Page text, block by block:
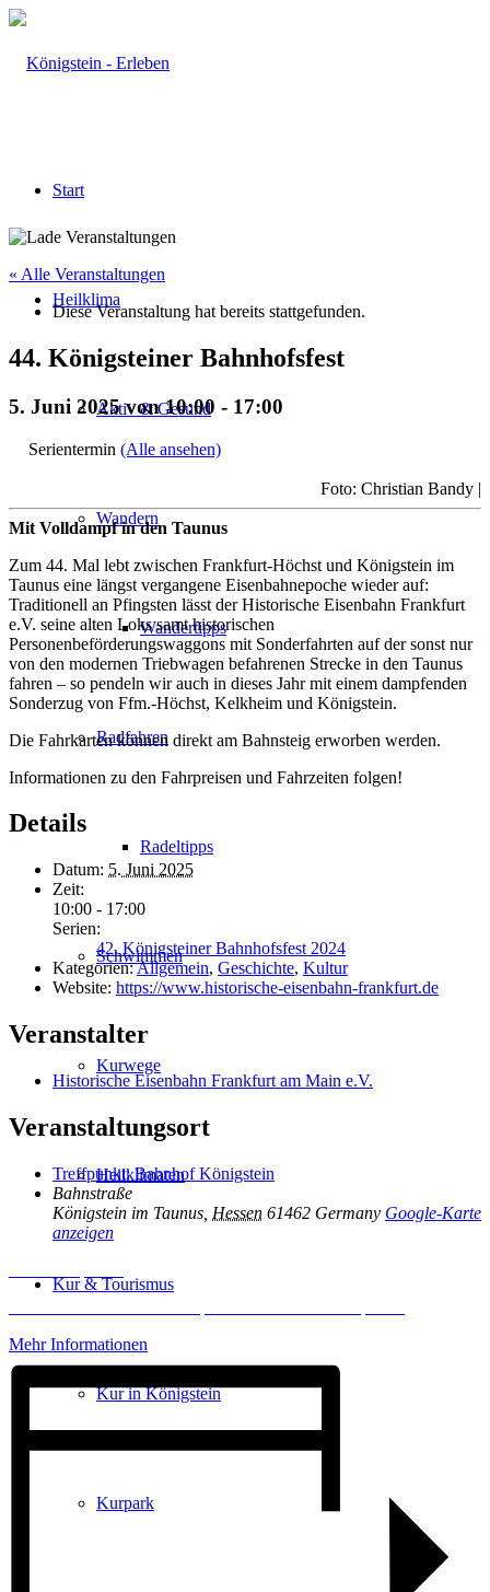
Start
Heilklima
Aktiv & Gesund
Wandern
Wandertipps
Radfahren
Radeltipps
Schwimmen
Kurwege
Heilklimaten
Kur & Tourismus
Kur in Königstein
Kurpark
« Alle Veranstaltungen
Diese Veranstaltung hat bereits stattgefunden.
44. Königsteiner Bahnhofsfest
5. Juni 2025 von 10:00 - 17:00
Serientermin (Alle ansehen)
Foto: Christian Bandy |
Mit Volldampf in den Taunus
Zum 44. Mal lebt zwischen Frankfurt-Höchst und Königstein im
Taunus eine längst vergangene Eisenbahnepoche wieder auf:
Traditionell an Pfingsten lässt der Historische Eisenbahn Frankfurt
e.V. seine alten Loks samt historischen
Personenbeförderungswaggons mit Sonderfahrten auf der sonst nur
von den modernen Triebwagen befahrenen Strecke in den Taunus
fahren – so pendeln wir auch in dieses Jahr mit einem dampfenden
Sonderzug von Ffm.-Höchst, Kelkheim und Königstein.
Die Fahrkarten können direkt am Bahnsteig erworben werden.
Informationen zu den Fahrpreisen und Fahrzeiten folgen!
Details
Datum: 5. Juni 2025
Zeit:
10:00 - 17:00
Serien:
42. Königsteiner Bahnhofsfest 2024
Kategorien:Allgemein, Geschichte, Kultur
Website: https://www.historische-eisenbahn-frankfurt.de
Veranstalter
Historische Eisenbahn Frankfurt am Main e.V.
Veranstaltungsort
Treffpunkt: Bahnhof Königstein
Bahnstraße
Königstein im Taunus Hessen 61462 Germany Google-Karte
anzeigen
Mehr Informationen